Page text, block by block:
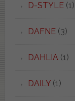
D-STYLE(1)
DAFNE(3)
DAHLIA(1)
DAILY(1)